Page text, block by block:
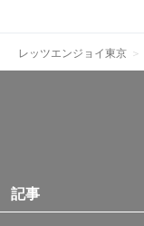
レッツエンジョイ東京
記事